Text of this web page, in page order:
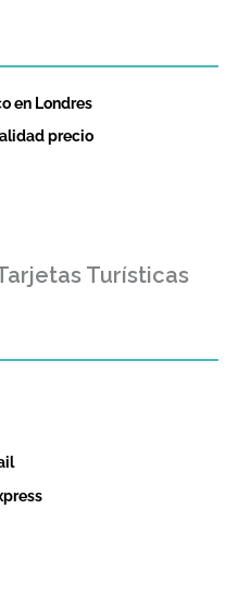
en Londres
precio
Turísticas